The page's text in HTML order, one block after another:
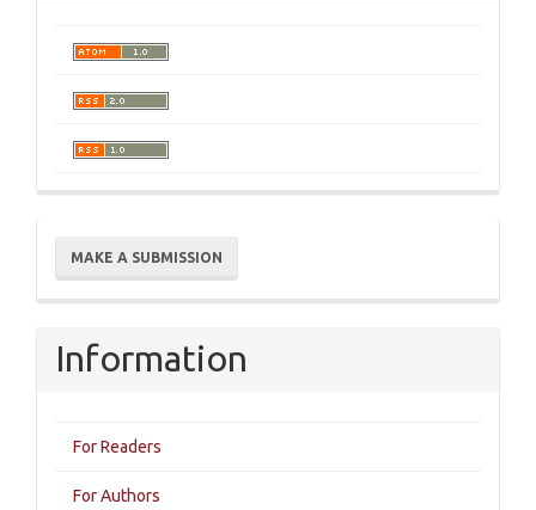
Make
Submission
MAKE A SUBMISSION
Information
For Readers
For Authors